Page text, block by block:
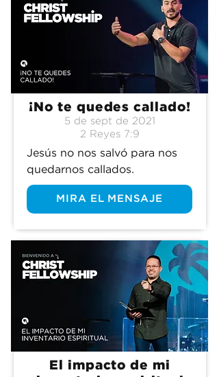
¡No te quedes callado!
5 de sept de 2021
2 Reyes 7:9
Jesús no nos salvó para nos
quedarnos callados.
MIRA EL MENSAJE
El impacto de mi